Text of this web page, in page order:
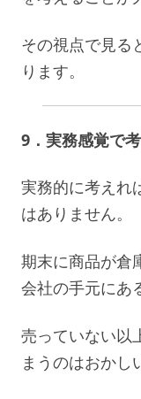
その視点で見る
ります。
9．実務感覚で
実務的に考えれ
はありません。
期末に商品が倉
会社の手元にあ
売っていない以
まうのはおかし